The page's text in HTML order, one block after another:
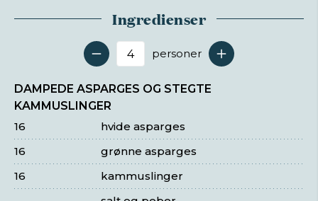
Ingredienser
Antal serveringer
personer
DAMPEDE ASPARGES OG STEGTE
KAMMUSLINGER
hvide asparges
16
grønne asparges
16
kammuslinger
16